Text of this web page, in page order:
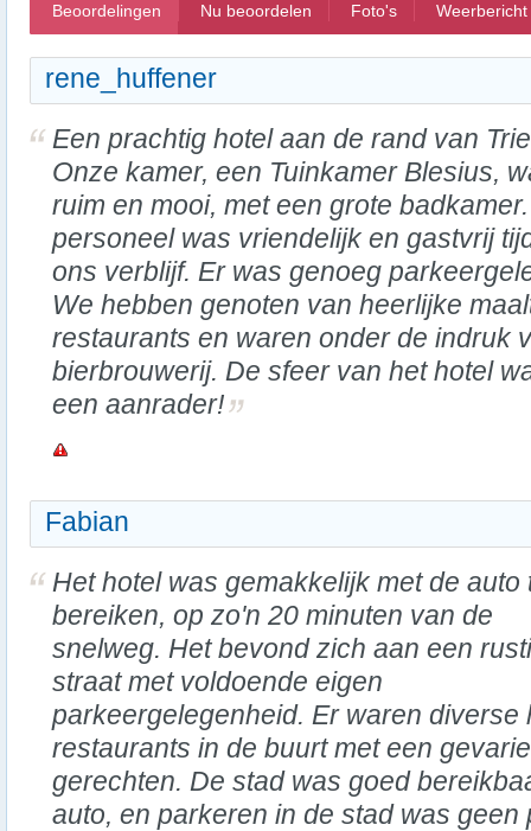
Beoordelingen Nu beoordelen Foto's Weerbericht
rene_huffener
Een prachtig hotel aan de rand van
Onze kamer, een Tuinkamer Blesius,
ruim en mooi, met een grote
personeel was vriendelijk en gastvrij
ons verblijf. Er was genoeg
We hebben genoten van heerlijke
restaurants en waren onder de indruk
bierbrouwerij. De sfeer van het hotel
een aanrader!
Fabian
Het hotel was gemakkelijk met de auto
bereiken, op zo'n 20 minuten van de
snelweg. Het bevond zich aan een
straat met voldoende eigen
parkeergelegenheid. Er waren diverse
restaurants in de buurt met een
gerechten. De stad was goed
auto, en parkeren in de stad was